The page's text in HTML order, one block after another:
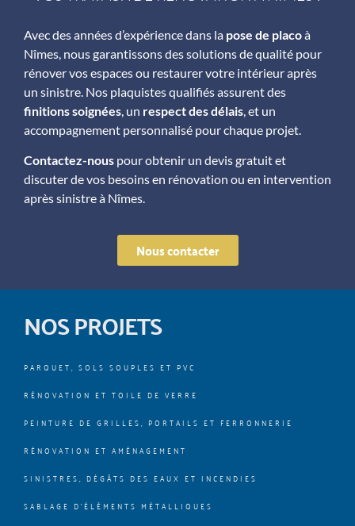
Avec des années d’expérience dans la pose de placoà
Nîmes, nous garantissons des solutions de qualité pour
rénover vos espaces ou restaurer votre intérieur après
un sinistre. Nos plaquistes qualifiés assurent des
finitions soignées , un respect des délais , et un
accompagnement personnalisé pour chaque projet.
Contactez-nous pour obtenir un devis gratuit et
discuter de vos besoins en rénovation ou en intervention
après sinistre à Nîmes.
Nous contacter
NOS PROJETS
PARQUET, SOLS SOUPLES ET PVC
RÉNOVATION ET TOILE DE VERRE
PEINTURE DE GRILLES, PORTAILS ET FERRONNERIE
RÉNOVATION ET AMÉNAGEMENT
SINISTRES, DÉGÂTS DES EAUX ET INCENDIES
SABLAGE D’ÉLÉMENTS MÉTALLIQUES